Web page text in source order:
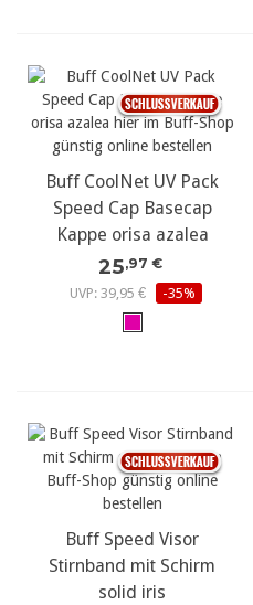
Buff CoolNet UV Pack
Speed Cap Basecap
Kappe orisa azalea
25,97 €
UVP: 39,95 €
-35%
Buff Speed Visor
Stirnband mit Schirm
solid iris